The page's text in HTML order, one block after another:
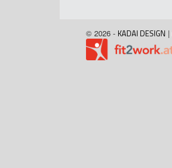
© 2026 - KADAI DESIGN |